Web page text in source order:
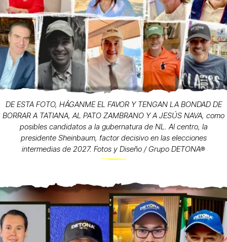
DE ESTA FOTO, HÁGANME EL FAVOR Y TENGAN LA BONDAD DE
BORRAR A TATIANA, AL PATO ZAMBRANO Y A JESÚS NAVA, como
posibles candidatos a la gubernatura de NL. Al centro, la
presidente Sheinbaum, factor decisivo en las elecciones
intermedias de 2027. Fotos y Diseño / Grupo DETONA®